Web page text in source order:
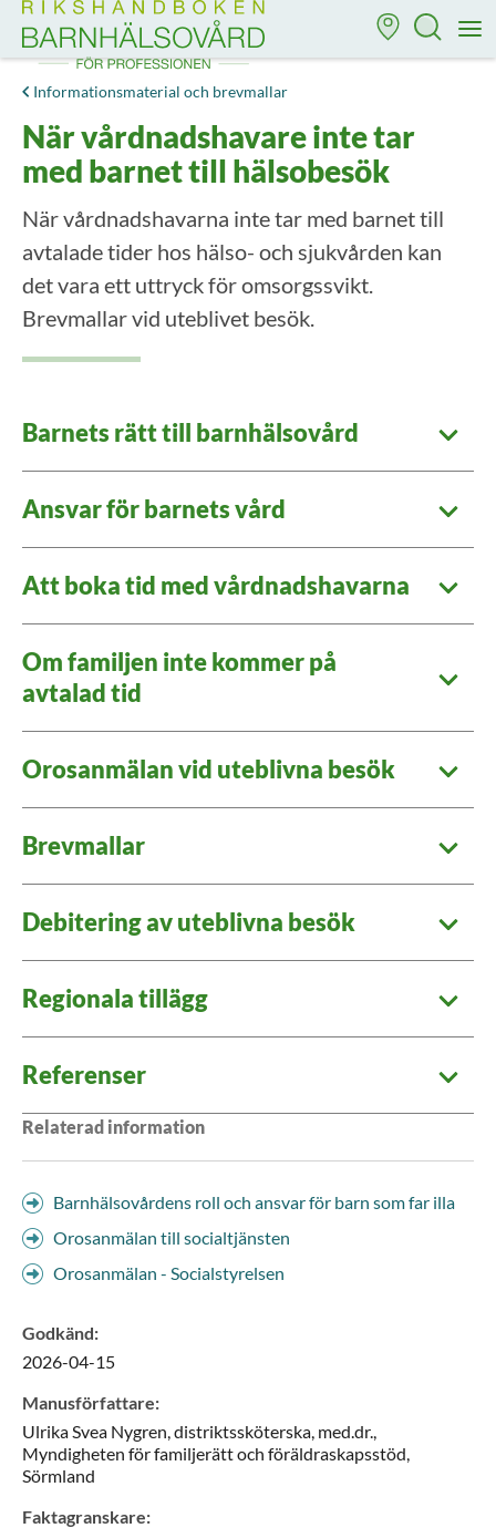
Till startsidan för Rikshandboken i barnhälsovård
Informationsmaterial och brevmallar
När vårdnadshavare inte tar
med barnet till hälsobesök
När vårdnadshavarna inte tar med barnet till
avtalade tider hos hälso- och sjukvården kan
det vara ett uttryck för omsorgssvikt.
Brevmallar vid uteblivet besök.
Barnets rätt till barnhälsovård
Ansvar för barnets vård
Att boka tid med vårdnadshavarna
Om familjen inte kommer på
avtalad tid
Orosanmälan vid uteblivna besök
Brevmallar
Debitering av uteblivna besök
Regionala tillägg
Referenser
Relaterad information
Barnhälsovårdens roll och ansvar för barn som far illa
Orosanmälan till socialtjänsten
Orosanmälan - Socialstyrelsen
Godkänd:
2026-04-15
Manusförfattare:
Ulrika Svea Nygren,distriktssköterska, med.dr.,
Myndigheten för familjerätt och föräldraskapsstöd,
Sörmland
Faktagranskare: